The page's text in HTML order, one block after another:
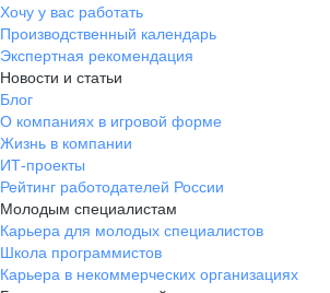
Хочу у вас работать
Производственный календарь
Экспертная рекомендация
Новости и статьи
Блог
О компаниях в игровой форме
Жизнь в компании
ИТ-проекты
Рейтинг работодателей России
Молодым специалистам
Карьера для молодых специалистов
Школа программистов
Карьера в некоммерческих организациях